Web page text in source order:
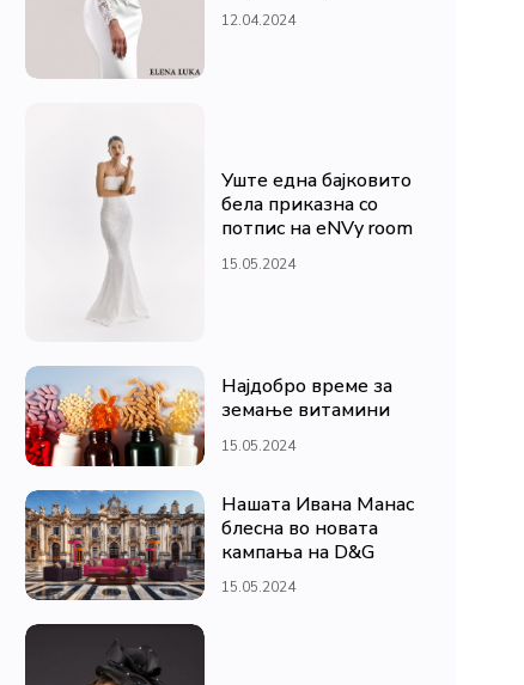
12.04.2024
Уште една бајковито
бела приказна со
потпис на eNVy room
15.05.2024
Најдобро време за
земање витамини
15.05.2024
Нашата Ивана Манас
блесна во новата
кампања на D&G
15.05.2024